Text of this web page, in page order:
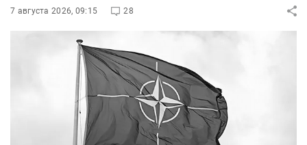
7 августа 2026, 09:15 28